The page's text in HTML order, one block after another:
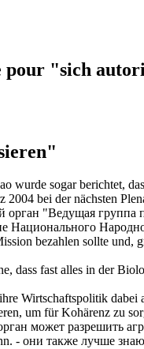
pour "sich
wurde sogar berichtet,
bei der nächsten
орган "Ведущая группа
Национального
bezahlen sollte und,
dass fast alles in der
Wirtschaftspolitik dabei
, um für Kohärenz zu
может разрешить
- они также лучше